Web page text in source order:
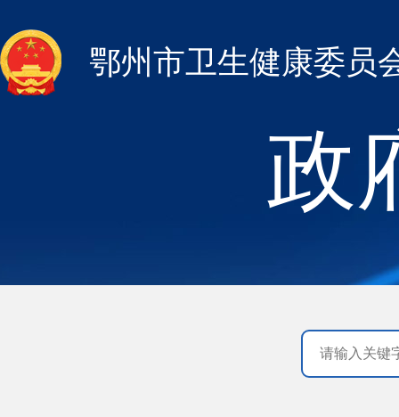
政
鄂州市卫生健康委员